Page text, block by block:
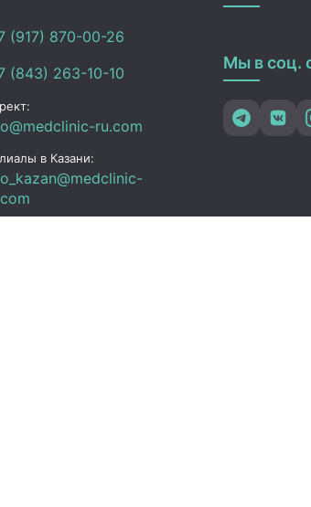
(917) 870-00-26
(843) 263-10-10
ru.com
в Казани:
Мы в соц.